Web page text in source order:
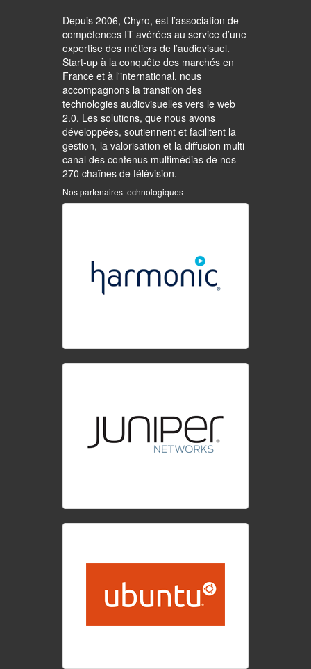
Depuis 2006, Chyro, est l’association de
compétences IT avérées au service d’une
expertise des métiers de l’audiovisuel.
Start-up à la conquête des marchés en
France et à l'international, nous
accompagnons la transition des
technologies audiovisuelles vers le web
2.0. Les solutions, que nous avons
développées, soutiennent et facilitent la
gestion, la valorisation et la diffusion multi-
canal des contenus multimédias de nos
270 chaînes de télévision.
Nos partenaires technologiques